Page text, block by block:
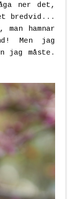
ner det,
bredvid...
hamnar
Men jag
jag måste.